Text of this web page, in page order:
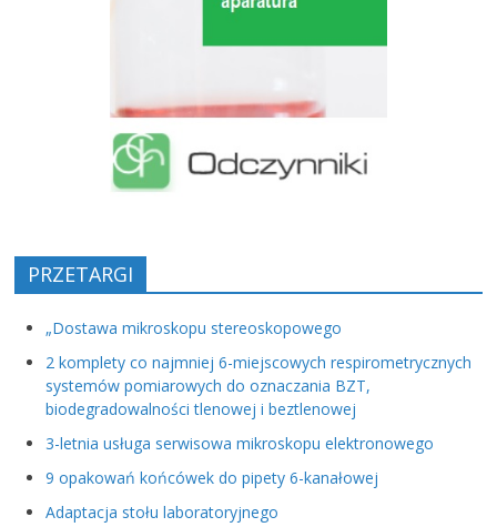
PRZETARGI
„Dostawa mikroskopu stereoskopowego
2 komplety co najmniej 6-miejscowych respirometrycznych
systemów pomiarowych do oznaczania BZT,
biodegradowalności tlenowej i beztlenowej
3-letnia usługa serwisowa mikroskopu elektronowego
9 opakowań końcówek do pipety 6-kanałowej
Adaptacja stołu laboratoryjnego